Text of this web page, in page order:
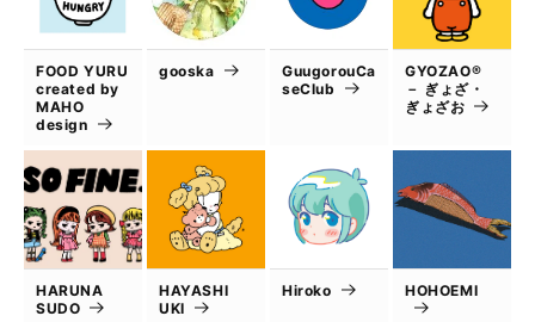
FOOD YURU
created by
MAHO
design
gooska
GuugorouCa
seClub
GYOZAO®
－ ぎょざ・
ぎょざお
HARUNA
SUDO
HAYASHI
UKI
Hiroko HOHOEMI